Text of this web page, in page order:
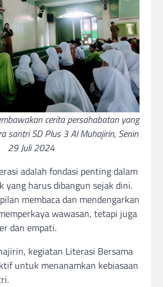
cerita persahabatan yang
santri SD Plus 3 Al Muhajirin, Senin
29 Juli 2024
adalah fondasi penting dalam
yang harus dibangun sejak dini.
membaca dan mendengarkan
wawasan, tetapi juga
dan empati.
kegiatan Literasi Bersama
untuk menanamkan kebiasaan